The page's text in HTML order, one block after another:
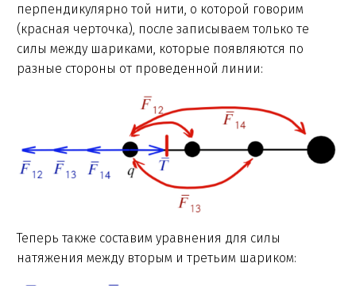
перпендикулярно той нити, о которой говорим
(красная черточка), после записываем только те
силы между шариками, которые появляются по
разные стороны от проведенной линии:
Теперь также составим уравнения для силы
натяжения между вторым и третьим шариком: